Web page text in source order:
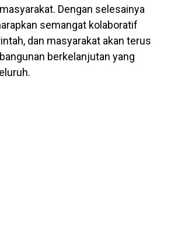
Dengan selesainya
semangat kolaboratif
dan masyarakat akan terus
berkelanjutan yang